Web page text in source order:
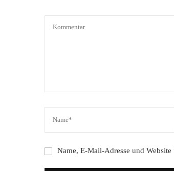
Name, E-Mail-Adresse und